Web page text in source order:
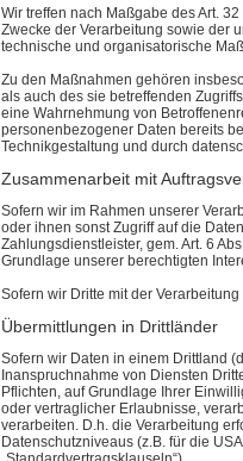
Wir treffen nach Maßgabe des Art.
Zwecke der Verarbeitung sowie der
technische und organisatorische
Zu den Maßnahmen gehören
als auch des sie betreffenden
eine Wahrnehmung von
personenbezogener Daten bereits
Technikgestaltung und durch
Zusammenarbeit mit
Sofern wir im Rahmen unserer
oder ihnen sonst Zugriff auf die
Zahlungsdienstleister, gem. Art. 6
Grundlage unserer berechtigten
Sofern wir Dritte mit der
Übermittlungen in Drittländer
Sofern wir Daten in einem Drittland
Inanspruchnahme von Diensten
Pflichten, auf Grundlage Ihrer
oder vertraglicher Erlaubnisse,
verarbeiten. D.h. die Verarbeitung
Datenschutzniveaus (z.B. für die